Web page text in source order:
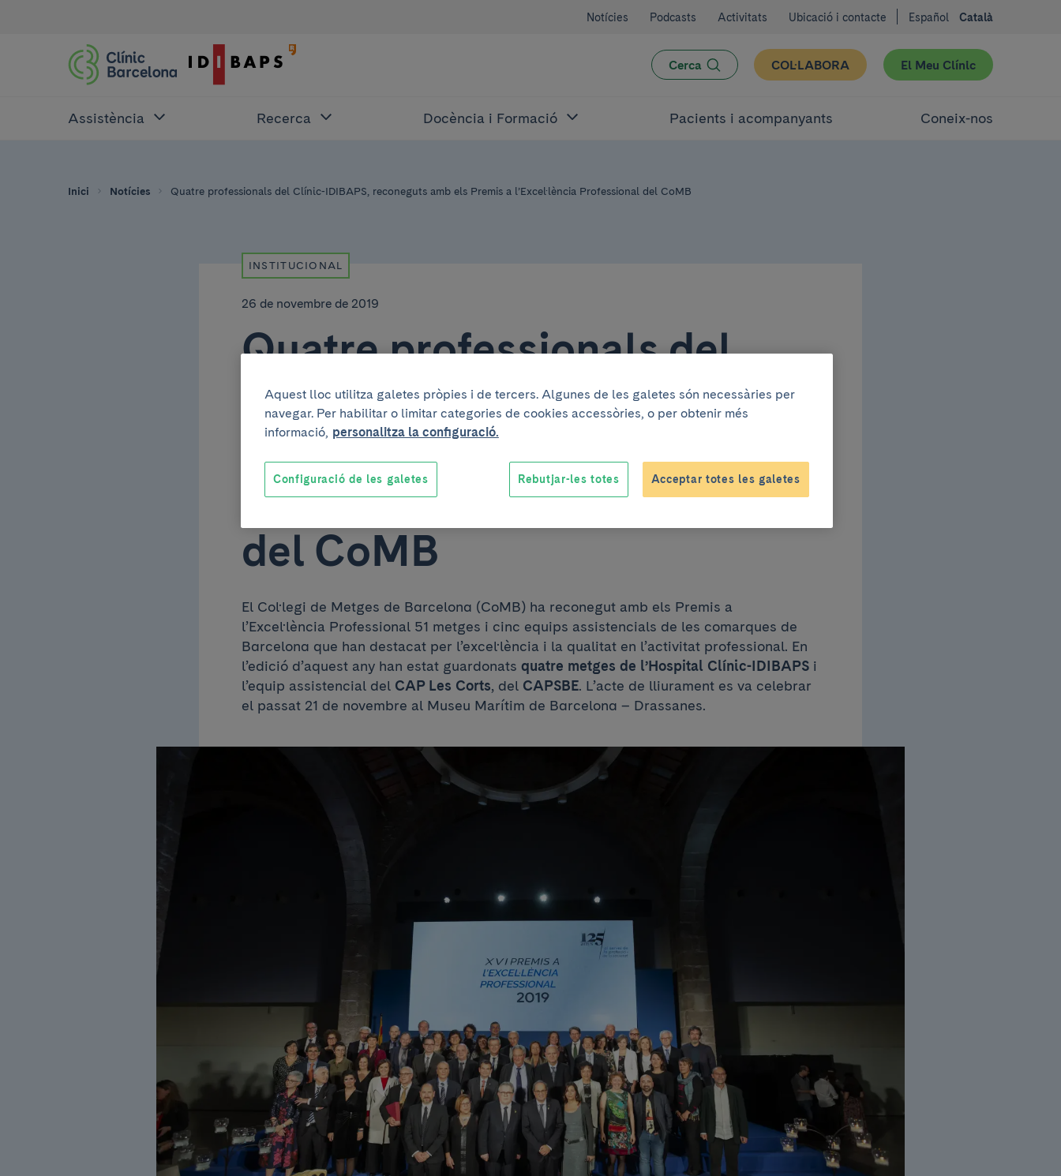
Notícies Podcasts Activitats Ubicació i contacte Español Català
Cerca COL·LABORA El Meu Clínic
Assistència Recerca Docència i Formació Pacients i acompanyants Coneix-nos
Inici Notícies Quatre professionals del Clínic-IDIBAPS, reconeguts amb els Premis a l’Excel·lència Professional del CoMB
INSTITUCIONAL
26 de novembre de 2019
Quatre professionals del
Clínic-IDIBAPS, reconeguts
amb els Premis a
l’Excel·lència Professional
del CoMB
El Col·legi de Metges de Barcelona (CoMB) ha reconegut amb els Premis a
l’Excel·lència Professional 51 metges i cinc equips assistencials de les comarques de
Barcelona que han destacat per l’excel·lència i la qualitat en l’activitat professional. En
l’edició d’aquest any han estat guardonats quatre metges de l’Hospital Clínic-IDIBAPS i
l’equip assistencial del CAP Les Corts, del CAPSBE. L’acte de lliurament es va celebrar
el passat 21 de novembre al Museu Marítim de Barcelona – Drassanes.
Aquest lloc utilitza galetes pròpies i de tercers. Algunes de les galetes són necessàries per
navegar. Per habilitar o limitar categories de cookies accessòries, o per obtenir més
informació, personalitza la configuració.
Rebutjar-les totes Acceptar totes les galetes
Configuració de les galetes